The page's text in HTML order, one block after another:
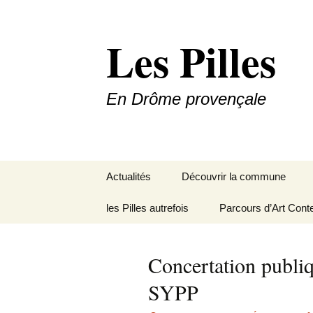
Les Pilles
En Drôme provençale
contenu
Actualités Découvrir la commune
Le mot du maire
Plans du village
Météo
les Pilles autrefois Parcours d’Art
Concertation
SYPP